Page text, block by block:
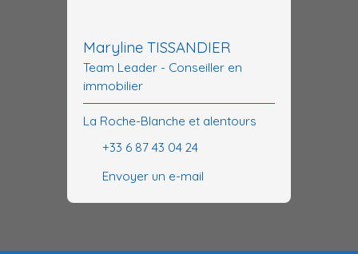
Maryline TISSANDIER
Team Leader - Conseiller en
immobilier
La Roche-Blanche et alentours
+33 6 87 43 04 24
Envoyer un e-mail